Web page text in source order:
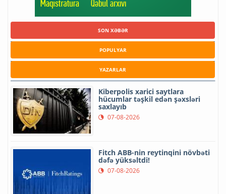
SON XƏBƏR
POPULYAR
YAZARLAR
Kiberpolis xarici saytlara
hücumlar təşkil edən şəxsləri
saxlayıb
07-08-2026
Fitch ABB-nin reytinqini növbəti
dəfə yüksəltdi!
07-08-2026